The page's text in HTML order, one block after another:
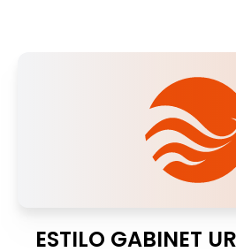
ESTILO GABINET